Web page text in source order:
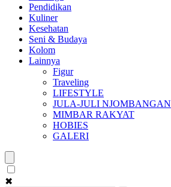
Pendidikan
Kuliner
Kesehatan
Seni & Budaya
Kolom
Lainnya
Figur
Traveling
LIFESTYLE
JULA-JULI NJOMBANGAN
MIMBAR RAKYAT
HOBIES
GALERI
✖